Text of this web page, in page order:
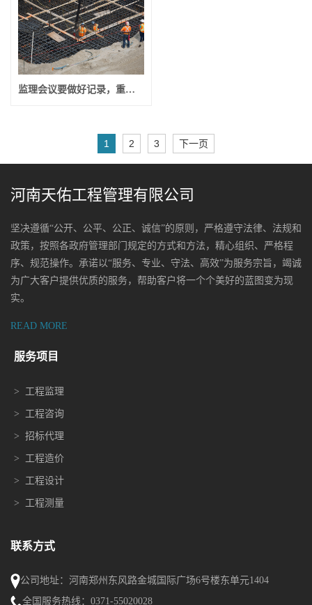
监理会议要做好记录，重视问题的落实
1 2 3 下一页
河南天佑工程管理有限公司
坚决遵循“公开、公平、公正、诚信”的原则，严格遵守法律、法规和
政策，按照各政府管理部门规定的方式和方法，精心组织、严格程
序、规范操作。承诺以“服务、专业、守法、高效”为服务宗旨，竭诚
为广大客户提供优质的服务，帮助客户将一个个美好的蓝图变为现
实。
READ MORE
服务项目
> 工程监理
> 工程咨询
> 招标代理
> 工程造价
> 工程设计
> 工程测量
联系方式
公司地址：河南郑州东风路金城国际广场6号楼东单元1404
全国服务热线：0371-55020028